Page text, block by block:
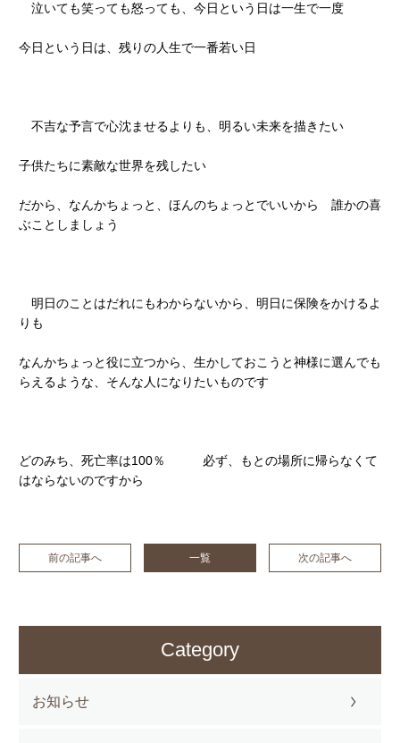
泣いても笑っても怒っても、今日という日は一生で一度
今日という日は、残りの人生で一番若い日
不吉な予言で心沈ませるよりも、明るい未来を描きたい
子供たちに素敵な世界を残したい
だから、なんかちょっと、ほんのちょっとでいいから 誰かの喜
ぶことしましょう
明日のことはだれにもわからないから、明日に保険をかけるよ
りも
なんかちょっと役に立つから、生かしておこうと神様に選んでも
らえるような、そんな人になりたいものです
どのみち、死亡率は100％ 必ず、もとの場所に帰らなくて
はならないのですから
前の記事へ 一覧 次の記事へ
Category
お知らせ